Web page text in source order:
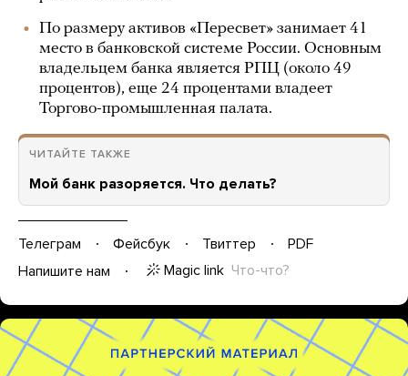
По размеру активов «Пересвет» занимает 41
место в банковской системе России. Основным
владельцем банка является РПЦ (около 49
процентов), еще 24 процентами владеет
Торгово-промышленная палата.
ЧИТАЙТЕ ТАКЖЕ
Мой банк разоряется. Что делать?
Телеграм Фейсбук Твиттер
PDF
Напишите нам
Magic link Что-что?